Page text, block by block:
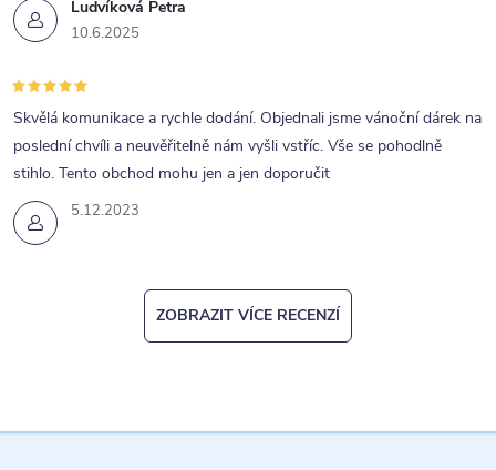
Ludvíková Petra
10.6.2025
5.12.2023
Skvělá komunikace a rychle dodání. Objednali jsme vánoční dárek na
poslední chvíli a neuvěřitelně nám vyšli vstříc. Vše se pohodlně
stihlo. Tento obchod mohu jen a jen doporučit
ZOBRAZIT VÍCE RECENZÍ